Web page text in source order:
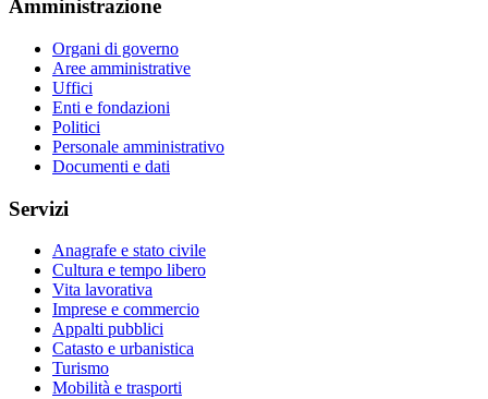
Amministrazione
Organi di governo
Aree amministrative
Uffici
Enti e fondazioni
Politici
Personale amministrativo
Documenti e dati
Servizi
Anagrafe e stato civile
Cultura e tempo libero
Vita lavorativa
Imprese e commercio
Appalti pubblici
Catasto e urbanistica
Turismo
Mobilità e trasporti